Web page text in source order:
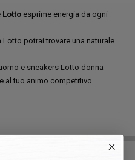
Lotto esprime energia da ogni
potrai trovare una naturale
e sneakers Lotto donna
al tuo animo competitivo.